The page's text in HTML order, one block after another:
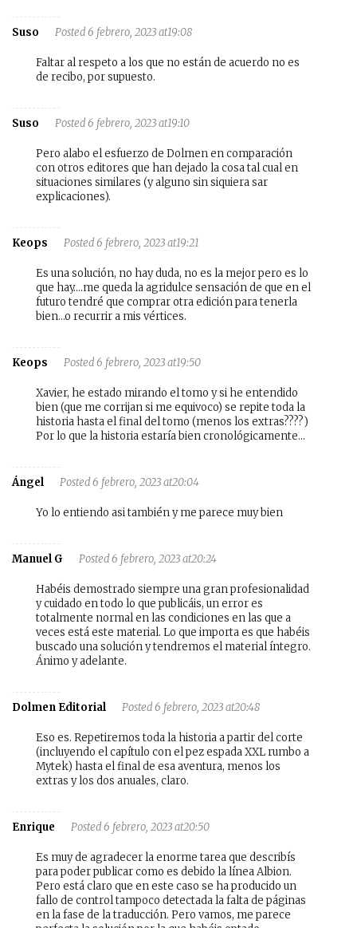
Suso Posted 6 febrero, 2023 at19:08
Faltar al respeto a los que no están de acuerdo no es
de recibo, por supuesto.
Suso Posted 6 febrero, 2023 at19:10
Pero alabo el esfuerzo de Dolmen en comparación
con otros editores que han dejado la cosa tal cual en
situaciones similares (y alguno sin siquiera sar
explicaciones).
Keops Posted 6 febrero, 2023 at19:21
Es una solución, no hay duda, no es la mejor pero es lo
que hay….me queda la agridulce sensación de que en el
futuro tendré que comprar otra edición para tenerla
bien…o recurrir a mis vértices.
Keops Posted 6 febrero, 2023 at19:50
Xavier, he estado mirando el tomo y si he entendido
bien (que me corrijan si me equivoco) se repite toda la
historia hasta el final del tomo (menos los extras????)
Por lo que la historia estaría bien cronológicamente…
Ángel Posted 6 febrero, 2023 at20:04
Yo lo entiendo asi también y me parece muy bien
Manuel G Posted 6 febrero, 2023 at20:24
Habéis demostrado siempre una gran profesionalidad
y cuidado en todo lo que publicáis, un error es
totalmente normal en las condiciones en las que a
veces está este material. Lo que importa es que habéis
buscado una solución y tendremos el material íntegro.
Ánimo y adelante.
Dolmen Editorial Posted 6 febrero, 2023 at20:48
Eso es. Repetiremos toda la historia a partir del corte
(incluyendo el capítulo con el pez espada XXL rumbo a
Mytek) hasta el final de esa aventura, menos los
extras y los dos anuales, claro.
Enrique Posted 6 febrero, 2023 at20:50
Es muy de agradecer la enorme tarea que describís
para poder publicar como es debido la línea Albion.
Pero está claro que en este caso se ha producido un
fallo de control tampoco detectada la falta de páginas
en la fase de la traducción. Pero vamos, me parece